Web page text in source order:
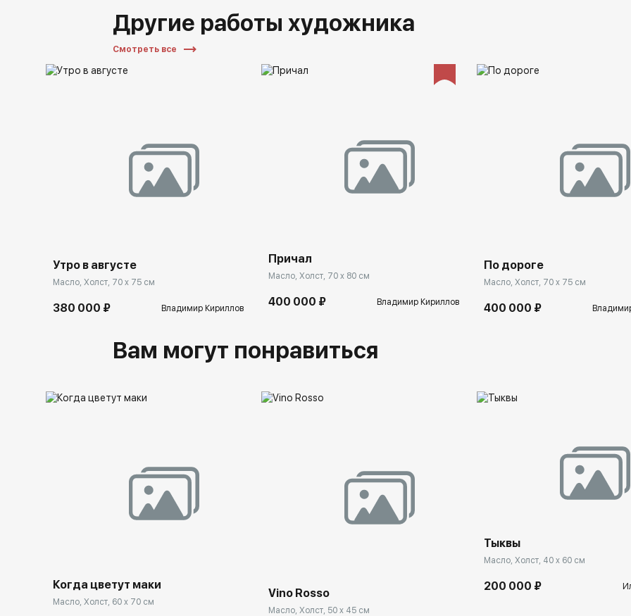
Другие работы художника
Смотреть все
Утро в августе
Масло, Холст, 70 x 75 см
380 000 ₽ Владимир Кириллов
Причал
Масло, Холст, 70 x 80 см
400 000 ₽ Владимир Кириллов
По дороге
Масло, Холст, 70 x 75 см
400 000 ₽
Вам могут понравиться
Когда цветут маки
Масло, Холст, 60 x 70 см
Vino Rosso
Масло, Холст, 50 x 45 см
Тыквы
Масло, Холст, 40 x 60 см
200 000 ₽